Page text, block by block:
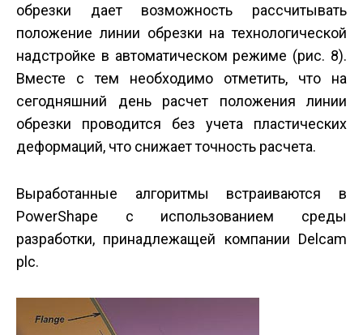
обрезки дает возможность рассчитывать
положение линии обрезки на технологической
надстройке в автоматическом режиме (рис. 8).
Вместе с тем необходимо отметить, что на
сегодняшний день расчет положения линии
обрезки проводится без учета пластических
деформаций, что снижает точность расчета.
Выработанные алгоритмы встраиваются в
PowerShape с использованием среды
разработки, принадлежащей компании Delcam
plc.